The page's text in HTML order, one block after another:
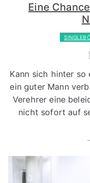
Eine
Kann sich hinter so
ein guter Mann
Verehrer eine
nicht sofort auf